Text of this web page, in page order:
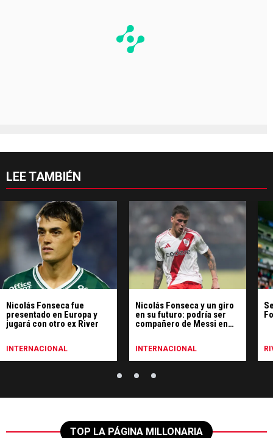
LEE TAMBIÉN
Nicolás Fonseca fue
presentado en Europa y
jugará con otro ex River
INTERNACIONAL
Nicolás Fonseca y un giro
en su futuro: podría ser
compañero de Messi en
INTERNACIONAL
TOP LA PÁGINA MILLONARIA